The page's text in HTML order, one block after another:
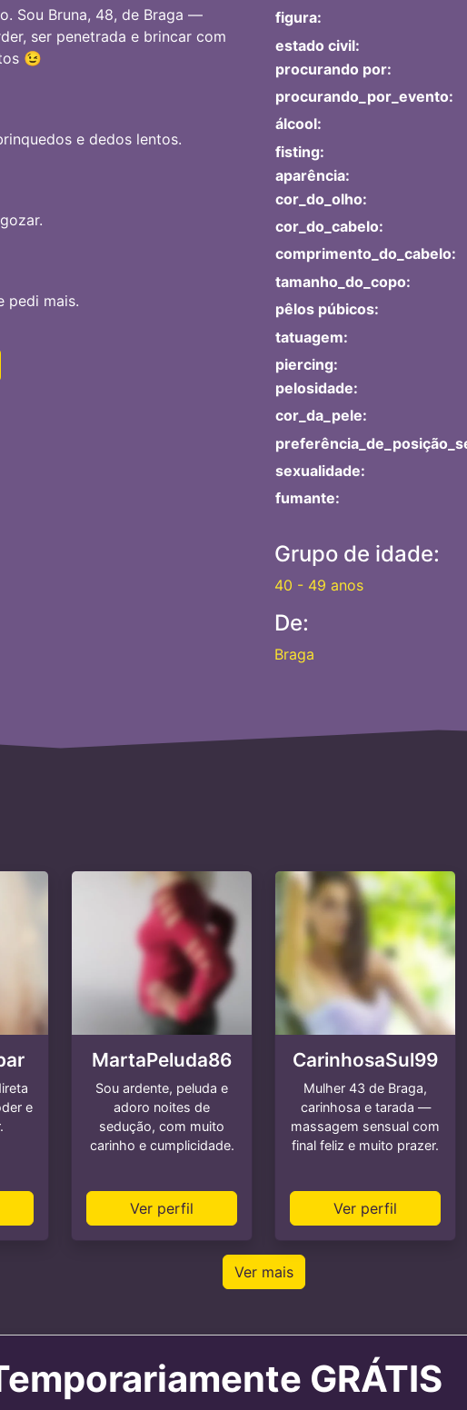
Sou Bruna, 48, de Braga —
ser penetrada e brincar com
😉
e dedos lentos.
pedi mais.
figura:
estado civil:
procurando por:
procurando_por_evento:
álcool:
fisting:
aparência:
cor_do_olho:
cor_do_cabelo:
comprimento_do_cabelo:
tamanho_do_copo:
pêlos púbicos:
tatuagem:
piercing:
pelosidade:
cor_da_pele:
sexualidade:
fumante:
Grupo de idade:
40 - 49 anos
De:
Braga
e
MartaPeluda86
Sou ardente, peluda e
adoro noites de
sedução, com muito
carinho e cumplicidade.
Ver perfil
CarinhosaSul99
Mulher 43 de Braga,
carinhosa e tarada —
massagem sensual com
final feliz e muito prazer.
Ver perfil
Ver mais
GRÁTIS